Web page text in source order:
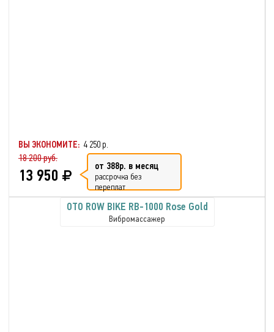
ВЫ ЭКОНОМИТЕ: 4 250 р.
18 200 руб.
13 950 от 388р. в месяц
рассрочка без
переплат
OTO ROW BIKE RB-1000 Rose Gold
Вибромассажер